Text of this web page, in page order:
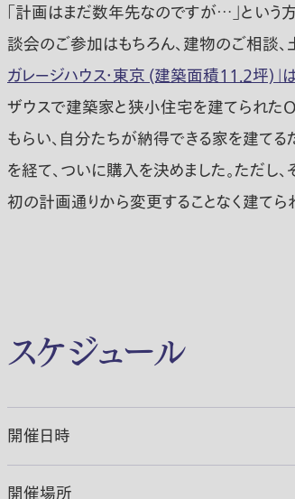
「計画はまだ数年先なのですが…」という
談会のご参加はもちろん、建物のご相談
ガレージハウス・東京 (建築面積11.2坪)」
ザウスで建築家と狭小住宅を建てられたO
もらい、自分たちが納得できる家を建て
を経て、ついに購入を決めました。ただし
初の計画通りから変更することなく建てら
スケジュール
開催日時
開催場所